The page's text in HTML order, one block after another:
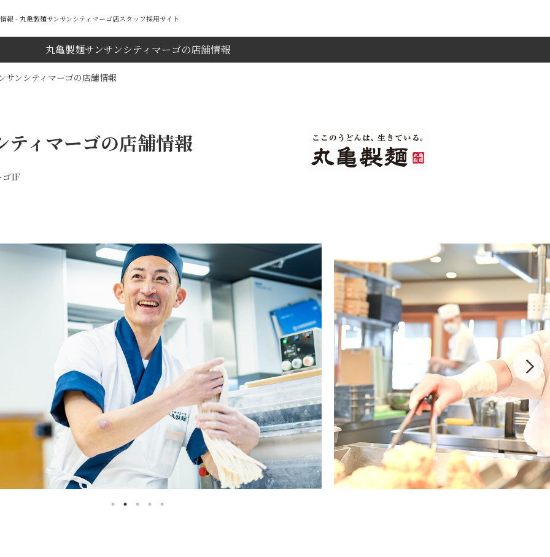
報 - 丸亀製麺サンサンシティマーゴ店スタッフ採用サイト
丸亀製麺サンサンシティマーゴの店舗情報
サンシティマーゴの店舗情報
ティマーゴの店舗情報
1F